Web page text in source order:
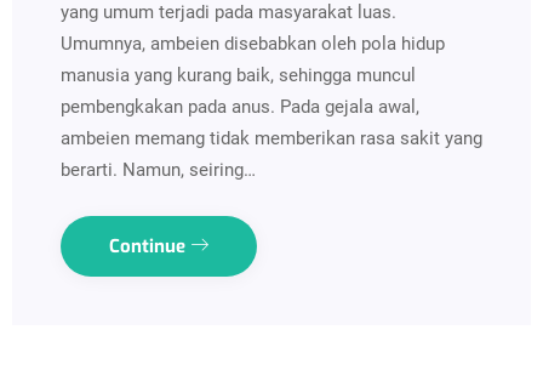
yang umum terjadi pada masyarakat luas.
Umumnya, ambeien disebabkan oleh pola hidup
manusia yang kurang baik, sehingga muncul
pembengkakan pada anus. Pada gejala awal,
ambeien memang tidak memberikan rasa sakit yang
berarti. Namun, seiring…
Continue